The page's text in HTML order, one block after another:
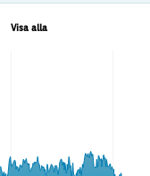
Visa alla